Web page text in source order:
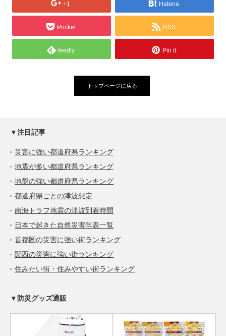
+1 Hatena
Pocket RSS
feedly Pin it
トップページに戻る
▼注目記事
災害に強い都道府県ランキング
地震が多い都道府県ランキング
地盤の強い都道府県ランキング
都道府県ごとの津波想定
南海トラフ地震の津波到着時間
日本で起きた自然災害年表一覧
首都圏の災害に強い街ランキング
関西の災害に強い街ランキング
住みたい街・住みやすい街ランキング
▼防災グッズ通販